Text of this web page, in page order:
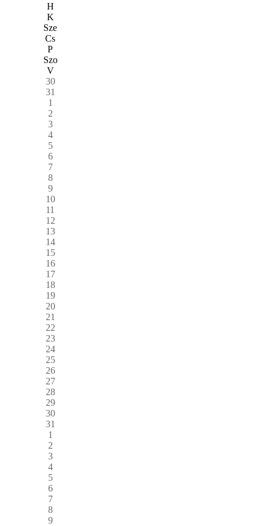
H
K
Sze
Cs
P
Szo
V
30
31
1
2
3
4
5
6
7
8
9
10
11
12
13
14
15
16
17
18
19
20
21
22
23
24
25
26
27
28
29
30
31
1
2
3
4
5
6
7
8
9